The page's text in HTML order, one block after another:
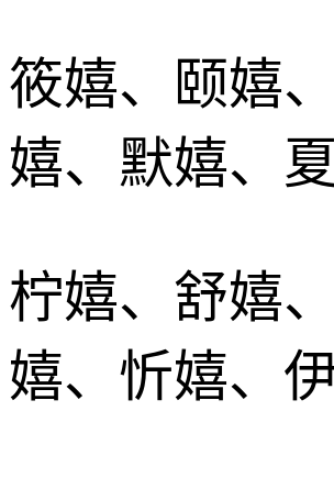
筱嬉、颐嬉
嬉、默嬉、
柠嬉、舒嬉
嬉、忻嬉、